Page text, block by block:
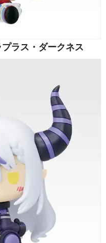
ラス・ダークネス